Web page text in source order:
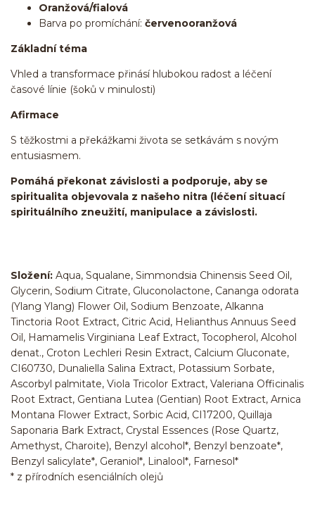
Oranžová/fialová
Barva po promíchání: červenooranžová
Základní téma
Vhled a transformace přinásí hlubokou radost a léčení
časové línie (šoků v minulosti)
Afirmace
S těžkostmi a překážkami života se setkávám s novým
entusiasmem.
Pomáhá překonat závislosti a podporuje, aby se
spiritualita objevovala z našeho nitra (léčení situací
spirituálního zneužití, manipulace a závislosti.
Složení: Aqua, Squalane, Simmondsia Chinensis Seed Oil,
Glycerin, Sodium Citrate, Gluconolactone, Cananga odorata
(Ylang Ylang) Flower Oil, Sodium Benzoate, Alkanna
Tinctoria Root Extract, Citric Acid, Helianthus Annuus Seed
Oil, Hamamelis Virginiana Leaf Extract, Tocopherol, Alcohol
denat., Croton Lechleri Resin Extract, Calcium Gluconate,
CI60730, Dunaliella Salina Extract, Potassium Sorbate,
Ascorbyl palmitate, Viola Tricolor Extract, Valeriana Officinalis
Root Extract, Gentiana Lutea (Gentian) Root Extract, Arnica
Montana Flower Extract, Sorbic Acid, CI17200, Quillaja
Saponaria Bark Extract, Crystal Essences (Rose Quartz,
Amethyst, Charoite), Benzyl alcohol*, Benzyl benzoate*,
Benzyl salicylate*, Geraniol*, Linalool*, Farnesol*
* z přírodních esenciálních olejů